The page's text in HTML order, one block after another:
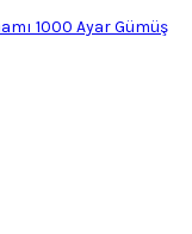
1000 Ayar Gümüş